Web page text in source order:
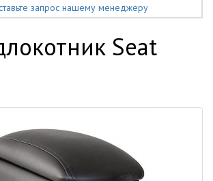
запрос нашему менеджеру
Seat